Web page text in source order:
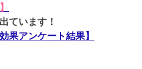
ています！
果アンケート結果】